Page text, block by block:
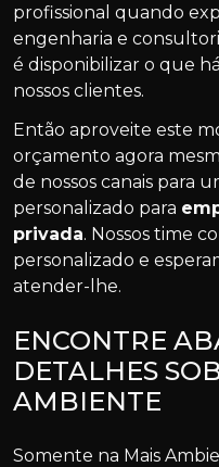
profissional quando
engenharia e
é disponibilizar o que
nossos clientes.
Então aproveite este
orçamento agora
de nossos canais para
personalizado para
privada. Nossos time
personalizado e
atender-lhe.
ENCONTRE
DETALHES
AMBIENTE
Somente na Mais